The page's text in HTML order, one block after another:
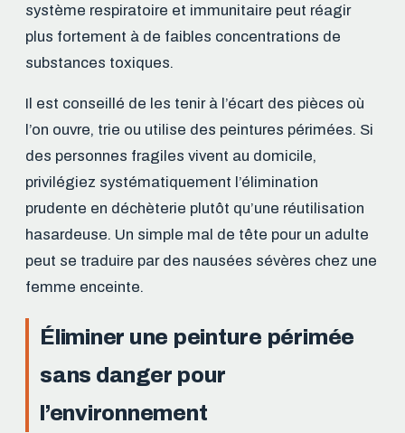
système respiratoire et immunitaire peut réagir
plus fortement à de faibles concentrations de
substances toxiques.
Il est conseillé de les tenir à l’écart des pièces où
l’on ouvre, trie ou utilise des peintures périmées. Si
des personnes fragiles vivent au domicile,
privilégiez systématiquement l’élimination
prudente en déchèterie plutôt qu’une réutilisation
hasardeuse. Un simple mal de tête pour un adulte
peut se traduire par des nausées sévères chez une
femme enceinte.
Éliminer une peinture périmée
sans danger pour
l’environnement